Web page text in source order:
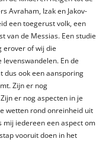
Avraham, Izak en Jakov-
een toegerust volk, een
van de Messias. Een studie
erover of wij die
En de
dus ook een aansporing
Zijn er nog
er nog aspecten in je
wetten rond onreinheid uit
mij iedereen een aspect om
vooruit doen in het